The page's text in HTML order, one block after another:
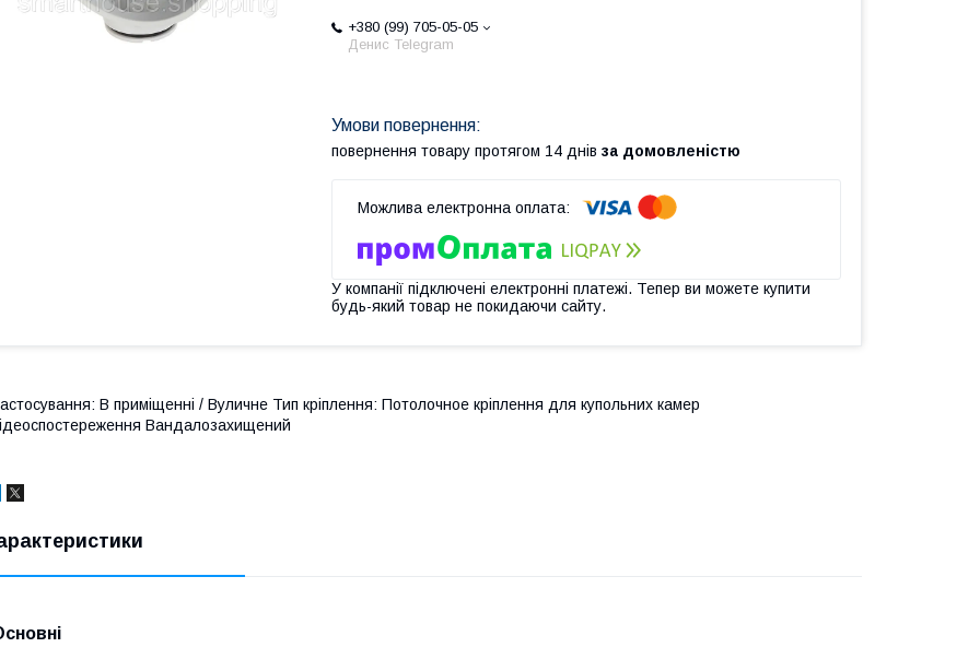
+380 (99) 705-05-05
Денис Telegram
повернення товару протягом 14 днів за домовленістю
У компанії підключені електронні платежі. Тепер ви можете купити
будь-який товар не покидаючи сайту.
В приміщенні / Вуличне Тип кріплення: Потолочное кріплення для купольних камер
Вандалозахищений